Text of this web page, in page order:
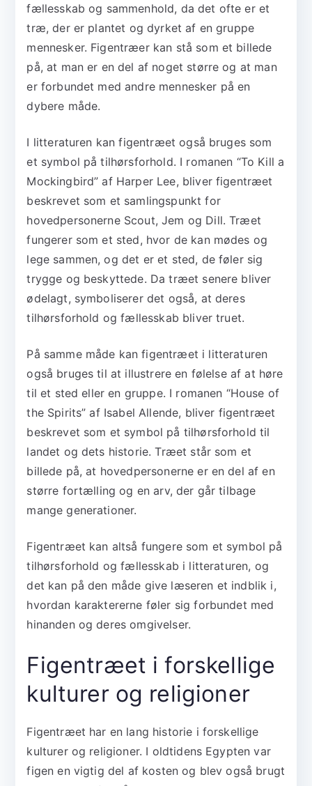
fællesskab og sammenhold, da det ofte er et
træ, der er plantet og dyrket af en gruppe
mennesker. Figentræer kan stå som et billede
på, at man er en del af noget større og at man
er forbundet med andre mennesker på en
dybere måde.
I litteraturen kan figentræet også bruges som
et symbol på tilhørsforhold. I romanen “To Kill a
Mockingbird” af Harper Lee, bliver figentræet
beskrevet som et samlingspunkt for
hovedpersonerne Scout, Jem og Dill. Træet
fungerer som et sted, hvor de kan mødes og
lege sammen, og det er et sted, de føler sig
trygge og beskyttede. Da træet senere bliver
ødelagt, symboliserer det også, at deres
tilhørsforhold og fællesskab bliver truet.
På samme måde kan figentræet i litteraturen
også bruges til at illustrere en følelse af at høre
til et sted eller en gruppe. I romanen “House of
the Spirits” af Isabel Allende, bliver figentræet
beskrevet som et symbol på tilhørsforhold til
landet og dets historie. Træet står som et
billede på, at hovedpersonerne er en del af en
større fortælling og en arv, der går tilbage
mange generationer.
Figentræet kan altså fungere som et symbol på
tilhørsforhold og fællesskab i litteraturen, og
det kan på den måde give læseren et indblik i,
hvordan karaktererne føler sig forbundet med
hinanden og deres omgivelser.
Figentræet i forskellige
kulturer og religioner
Figentræet har en lang historie i forskellige
kulturer og religioner. I oldtidens Egypten var
figen en vigtig del af kosten og blev også brugt